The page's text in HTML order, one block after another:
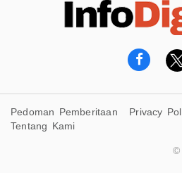
Pedoman Pemberitaan Privacy
Tentang Kami
©